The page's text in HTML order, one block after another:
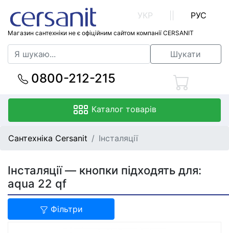
Магазин сантехніки не є офіційним сайтом компанії CERSANIT
УКР РУС
Шукати
0800-212-215
Каталог товарів
Сантехніка Cersanit Інсталяції
Інсталяції — кнопки підходять для:
aqua 22 qf
Фільтри